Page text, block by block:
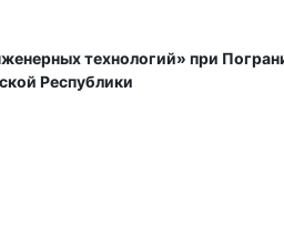
технологий» при
Республики